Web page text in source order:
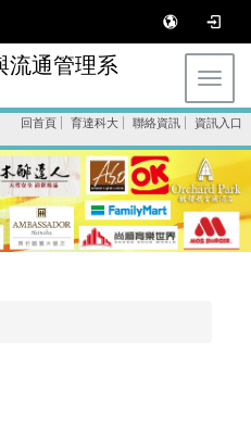
流通管理系
回首頁 育達科大 聯絡資訊 資訊入口